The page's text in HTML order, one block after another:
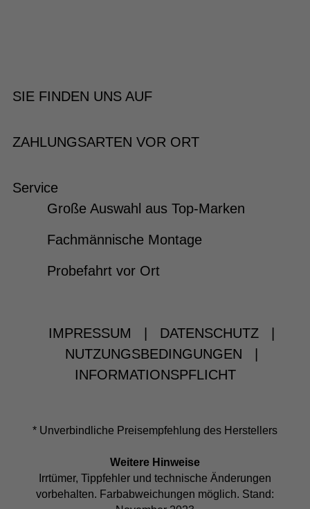
SIE FINDEN UNS AUF
ZAHLUNGSARTEN VOR ORT
Service
Große Auswahl aus Top-Marken
Fachmännische Montage
Probefahrt vor Ort
IMPRESSUM DATENSCHUTZ
NUTZUNGSBEDINGUNGEN
INFORMATIONSPFLICHT
* Unverbindliche Preisempfehlung des Herstellers
Weitere Hinweise
Irrtümer, Tippfehler und technische Änderungen
vorbehalten. Farbabweichungen möglich. Stand: